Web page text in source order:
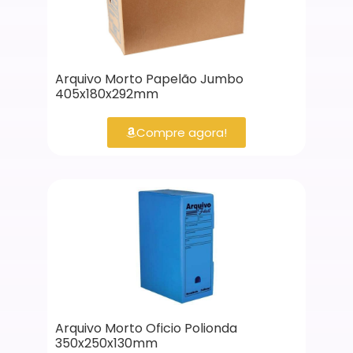
Arquivo Morto Papelão Jumbo
405x180x292mm
Compre agora!
Arquivo Morto Oficio Polionda
350x250x130mm